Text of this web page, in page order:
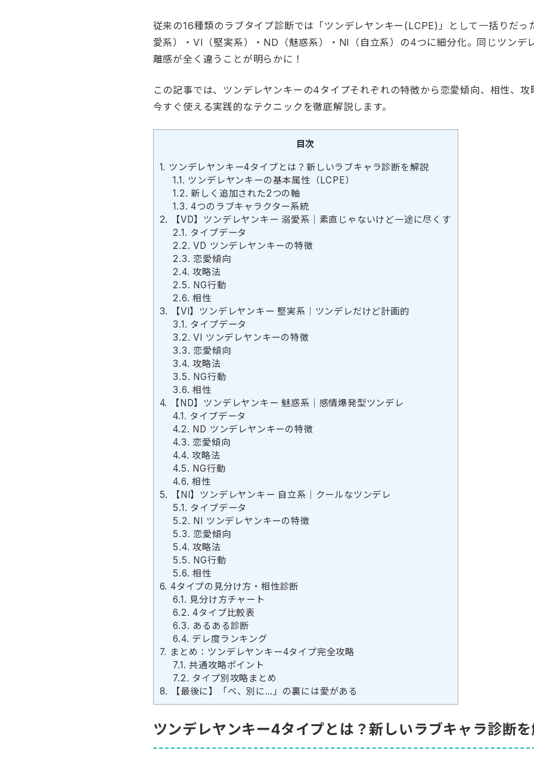
従来の16種類のラブタイプ診断では「ツンデレヤンキー(LCPE)」として一括りだっ
愛系）・VI（堅実系）・ND（魅惑系）・NI（自立系）の4つに細分化。同じツンデ
離感が全く違うことが明らかに！
この記事では、ツンデレヤンキーの4タイプそれぞれの特徴から恋愛傾向、相性、
今すぐ使える実践的なテクニックを徹底解説します。
目次
1. ツンデレヤンキー4タイプとは？新しいラブキャラ診断を解説
1.1. ツンデレヤンキーの基本属性（LCPE）
1.2. 新しく追加された2つの軸
1.3. 4つのラブキャラクター系統
2.
【VD】ツンデレヤンキー 溺愛系｜素直じゃないけど一途に尽くす
2.1. タイプデータ
2.2. VD ツンデレヤンキーの特徴
2.3. 恋愛傾向
2.4. 攻略法
2.5. NG行動
2.6. 相性
3.
【VI】ツンデレヤンキー 堅実系｜ツンデレだけど計画的
3.1. タイプデータ
3.2. VI ツンデレヤンキーの特徴
3.3. 恋愛傾向
3.4. 攻略法
3.5. NG行動
3.6. 相性
4.
【ND】ツンデレヤンキー 魅惑系｜感情爆発型ツンデレ
4.1. タイプデータ
4.2. ND ツンデレヤンキーの特徴
4.3. 恋愛傾向
4.4. 攻略法
4.5. NG行動
4.6. 相性
5.
【NI】ツンデレヤンキー 自立系｜クールなツンデレ
5.1. タイプデータ
5.2. NI ツンデレヤンキーの特徴
5.3. 恋愛傾向
5.4. 攻略法
5.5. NG行動
5.6. 相性
6. 4タイプの見分け方・相性診断
6.1. 見分け方チャート
6.2. 4タイプ比較表
6.3. あるある診断
6.4. デレ度ランキング
7. まとめ：ツンデレヤンキー4タイプ完全攻略
7.1. 共通攻略ポイント
7.2. タイプ別攻略まとめ
8.
【最後に】「べ、別に…」の裏には愛がある
ツンデレヤンキー4タイプとは？新しいラブキャラ診断